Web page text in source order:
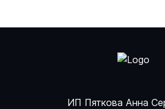
ИП Пяткова Анна